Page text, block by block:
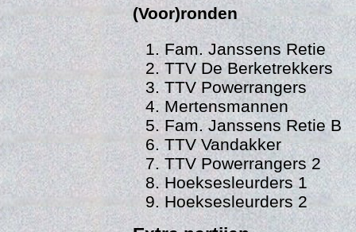
(Voor)ronden
Fam. Janssens Retie
TTV De Berketrekkers
TTV Powerrangers
Mertensmannen
Fam. Janssens Retie B
TTV Vandakker
TTV Powerrangers 2
Hoeksesleurders 1
Hoeksesleurders 2